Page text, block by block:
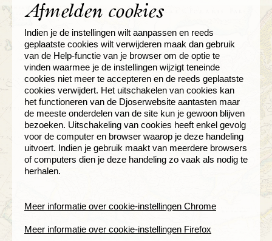
Afmelden cookies
Indien je de instellingen wilt aanpassen en reeds
geplaatste cookies wilt verwijderen maak dan gebruik
van de Help-functie van je browser om de optie te
vinden waarmee je de instellingen wijzigt teneinde
cookies niet meer te accepteren en de reeds geplaatste
cookies verwijdert. Het uitschakelen van cookies kan
het functioneren van de Djoserwebsite aantasten maar
de meeste onderdelen van de site kun je gewoon blijven
bezoeken. Uitschakeling van cookies heeft enkel gevolg
voor de computer en browser waarop je deze handeling
uitvoert. Indien je gebruik maakt van meerdere browsers
of computers dien je deze handeling zo vaak als nodig te
herhalen.
Meer informatie over cookie-instellingen Chrome
Meer informatie over cookie-instellingen Firefox